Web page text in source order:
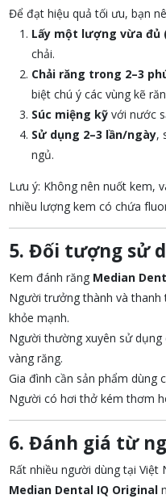
Để đạt hiệu quả tối ưu, bạn
Lấy một lượng vừa đủ
chải.
Chải răng trong 2–3
biệt chú ý các vùng kẽ
Súc miệng kỹvới nước
Sử dụng 2–3 lần/ngày,
ngủ.
Lưu ý: Không nên nuốt kem,
nhiều lượng kem có chứa
5. Đối tượng sử
Kem đánh răng Median
Người trưởng thành và thanh
khỏe mạnh.
Người thường xuyên sử
vàng răng.
Gia đình cần sản phẩm dùng
Người có hơi thở kém thơm
6. Đánh giá từ
Rất nhiều người dùng tại Việt
Median Dental IQ Original